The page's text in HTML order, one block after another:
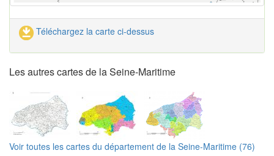
Téléchargez la carte ci-dessus
Les autres cartes de la Seine-Maritime
Voir toutes les cartes du département de la Seine-Maritime (76)